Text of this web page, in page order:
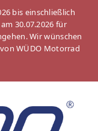
bis einschließlich
30.07.2026 für
Wir wünschen
WÜDO Motorrad